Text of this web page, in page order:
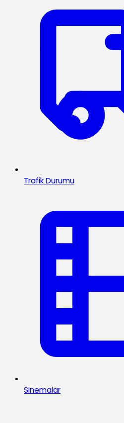
Trafik Durumu
Sinemalar